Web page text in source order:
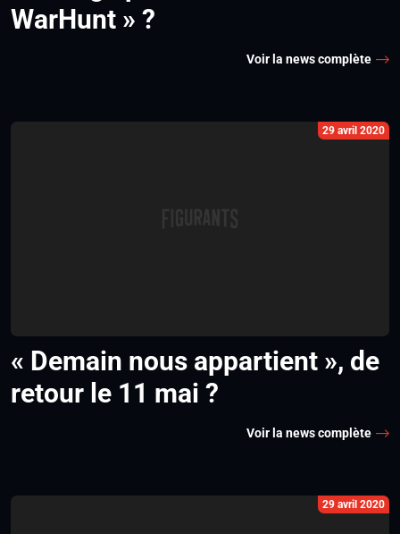
WarHunt » ?
Voir la news complète
29 avril 2020
« Demain nous appartient », de
retour le 11 mai ?
Voir la news complète
29 avril 2020